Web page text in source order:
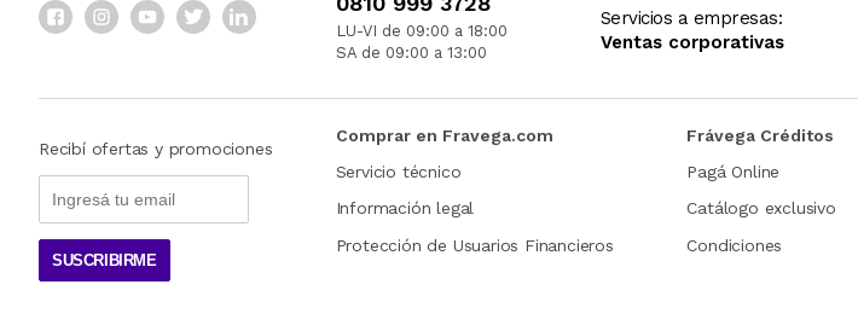
LU-VI de 09:00 a 18:00
SA de 09:00 a 13:00
Servicios a empresas:
Ventas corporativas
Recibí ofertas y promociones
SUSCRIBIRME
Comprar en Fravega.com
Servicio técnico
Información legal
Protección de Usuarios Financieros
Frávega Créditos
Pagá Online
Catálogo exclusivo
Condiciones